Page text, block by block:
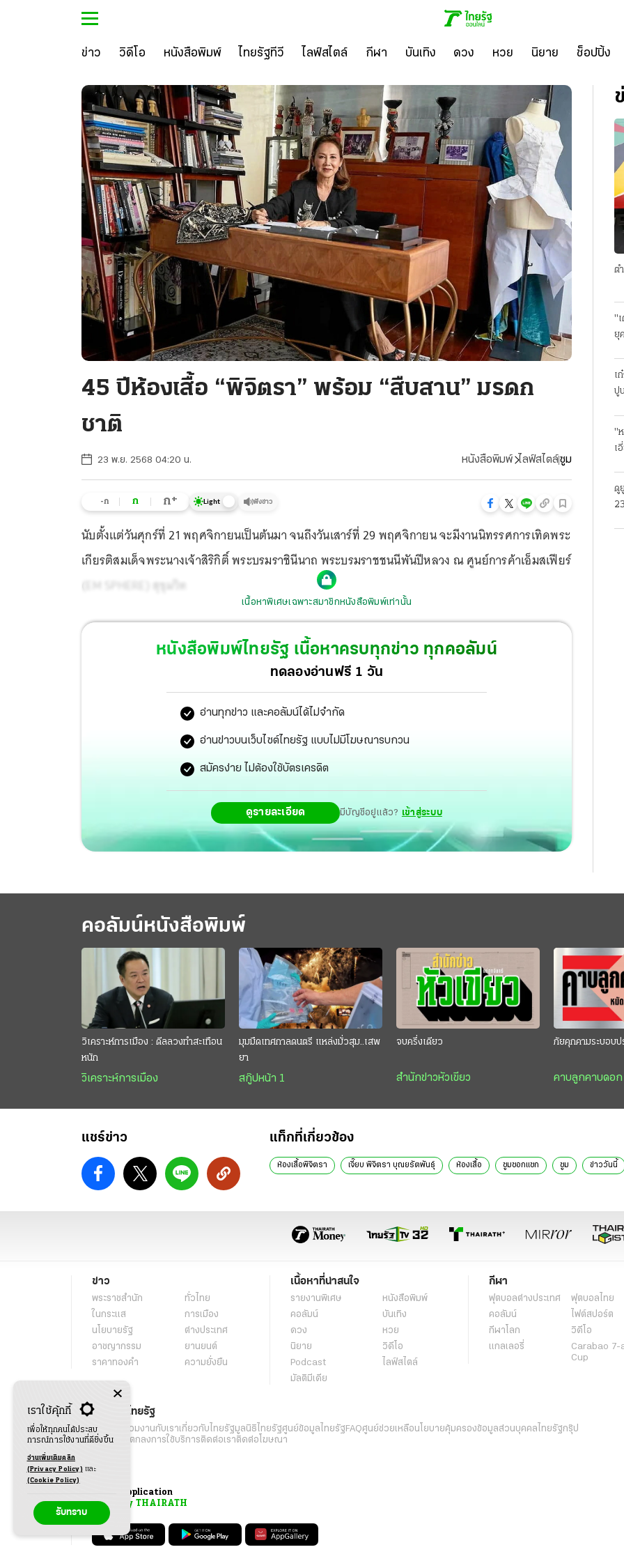
ข่าว วิดีโอ หนังสือพิมพ์ ไทยรัฐทีวี ไลฟ์สไตล์ กีฬา บันเทิง ดวง หวย นิยาย ช็อปปิ้ง
45 ปีห้องเสื้อ “พิจิตรา” พร้อม “สืบสาน” มรดก
ชาติ
23 พ.ย. 2568 04:20 น. หนังสือพิมพ์ ไลฟ์สไตล์ซูม
-ก ก ก+ Light ฟังข่าว
นับตั้งแต่วันศุกร์ที่ 21 พฤศจิกายนเป็นต้นมา จนถึงวันเสาร์ที่ 29 พฤศจิกายน จะมีงานนิทรรศการเทิดพระ
เกียรติสมเด็จพระนางเจ้าสิริกิติ์ พระบรมราชินีนาถ พระบรมราชชนนีพันปีหลวง ณ ศูนย์การค้าเอ็มสเฟียร์
(EM SPHERE) สุขุมวิท
เนื้อหาพิเศษเฉพาะสมาชิกหนังสือพิมพ์เท่านั้น
หนังสือพิมพ์ไทยรัฐ เนื้อหาครบทุกข่าว ทุกคอลัมน์
ทดลองอ่านฟรี 1 วัน
อ่านทุกข่าว และคอลัมน์ได้ไม่จำกัด
อ่านข่าวบนเว็บไซต์ไทยรัฐ แบบไม่มีโฆษณารบกวน
สมัครง่าย ไม่ต้องใช้บัตรเครดิต
ดูรายละเอียด มีบัญชีอยู่แล้ว? เข้าสู่ระบบ
ต
"
ยุ
เ
ปู
"
เ
ดู
คอลัมน์หนังสือพิมพ์
วิเคราะห์การเมือง : ดีลลวงทำสะเทือน
หนัก
วิเคราะห์การเมือง
มุมมืดเทศกาลดนตรี แหล่งมั่วสุม..เสพ
ยา
สกู๊ปหน้า 1
จบครึ่งเดียว
สำนักข่าวหัวเขียว
ภัยคุกคามระบอบป
คาบลูกคาบดอก
แชร์ข่าว แท็กที่เกี่ยวข้อง
ห้องเสื้อพิจิตรา เจี๊ยบ พิจิตรา บุณยรัตพันธุ์ ห้องเสื้อ ซูมซอกแซก ซูม ข่าววันนี้
ข่าว
พระราชสำนัก
ทั่วไทย
ในกระแส
การเมือง
นโยบายรัฐ
ต่างประเทศ
อาชญากรรม
ยานยนต์
ราคาทองคำ
ความยั่งยืน
เนื้อหาที่น่าสนใจ
รายงานพิเศษ
หนังสือพิมพ์
คอลัมน์
บันเทิง
ดวง
หวย
นิยาย
วิดีโอ
Podcast
ไลฟ์สไตล์
มัลติมีเดีย
กีฬา
ฟุตบอลต่่างประเทศ
ฟุตบอลไทย
คอลัมน์
ไฟต์สปอร์ต
กีฬาโลก
วิดีโอ
แกลเลอรี่
Carabao 7-
Cup
เกี่ยวกับไทยรัฐ
กิจกรรม ร่วมงานกับเราเกี่ยวกับไทยรัฐมูลนิธิไทยรัฐศูนย์ข้อมูลไทยรัฐFAQศูนย์ช่วยเหลือนโยบายคุ้มครองข้อมูลส่วนบุคคลไทยรัฐกรุ๊ป
เงื่อนไขข้อตกลงการใช้บริการติดต่อเราติดต่อโฆษณา
Application
My THAIRATH
เราใช้คุ้กกี้
เพื่อให้ทุกคนได้ประสบ
การณ์การใช้งานที่ดียิ่งขึ้น
อ่านเพิ่มเติมคลิก
(Privacy Policy) และ
(Cookie Policy)
รับทราบ